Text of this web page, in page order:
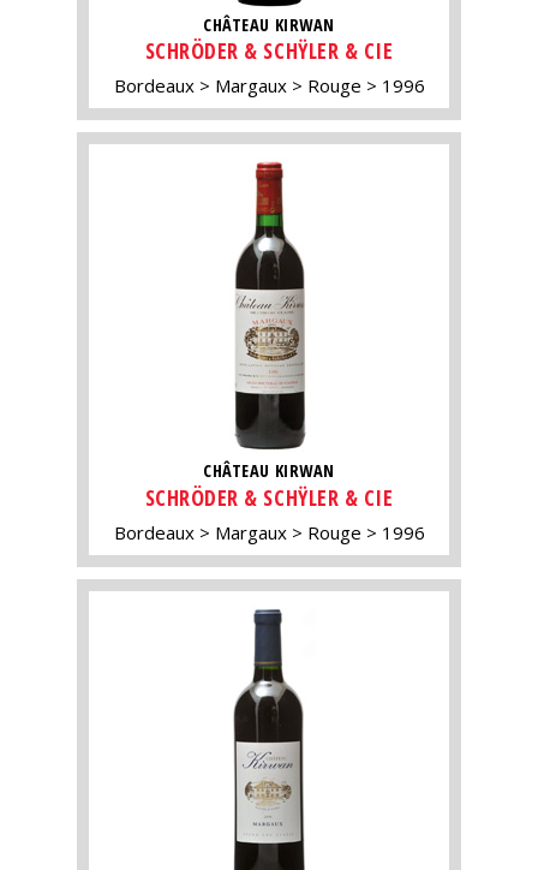
CHÂTEAU KIRWAN
SCHRÖDER & SCHŸLER & CIE
Bordeaux Margaux Rouge 1996
CHÂTEAU KIRWAN
SCHRÖDER & SCHŸLER & CIE
Bordeaux Margaux Rouge 1996